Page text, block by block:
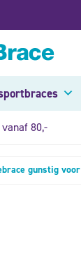
80,-
gunstig